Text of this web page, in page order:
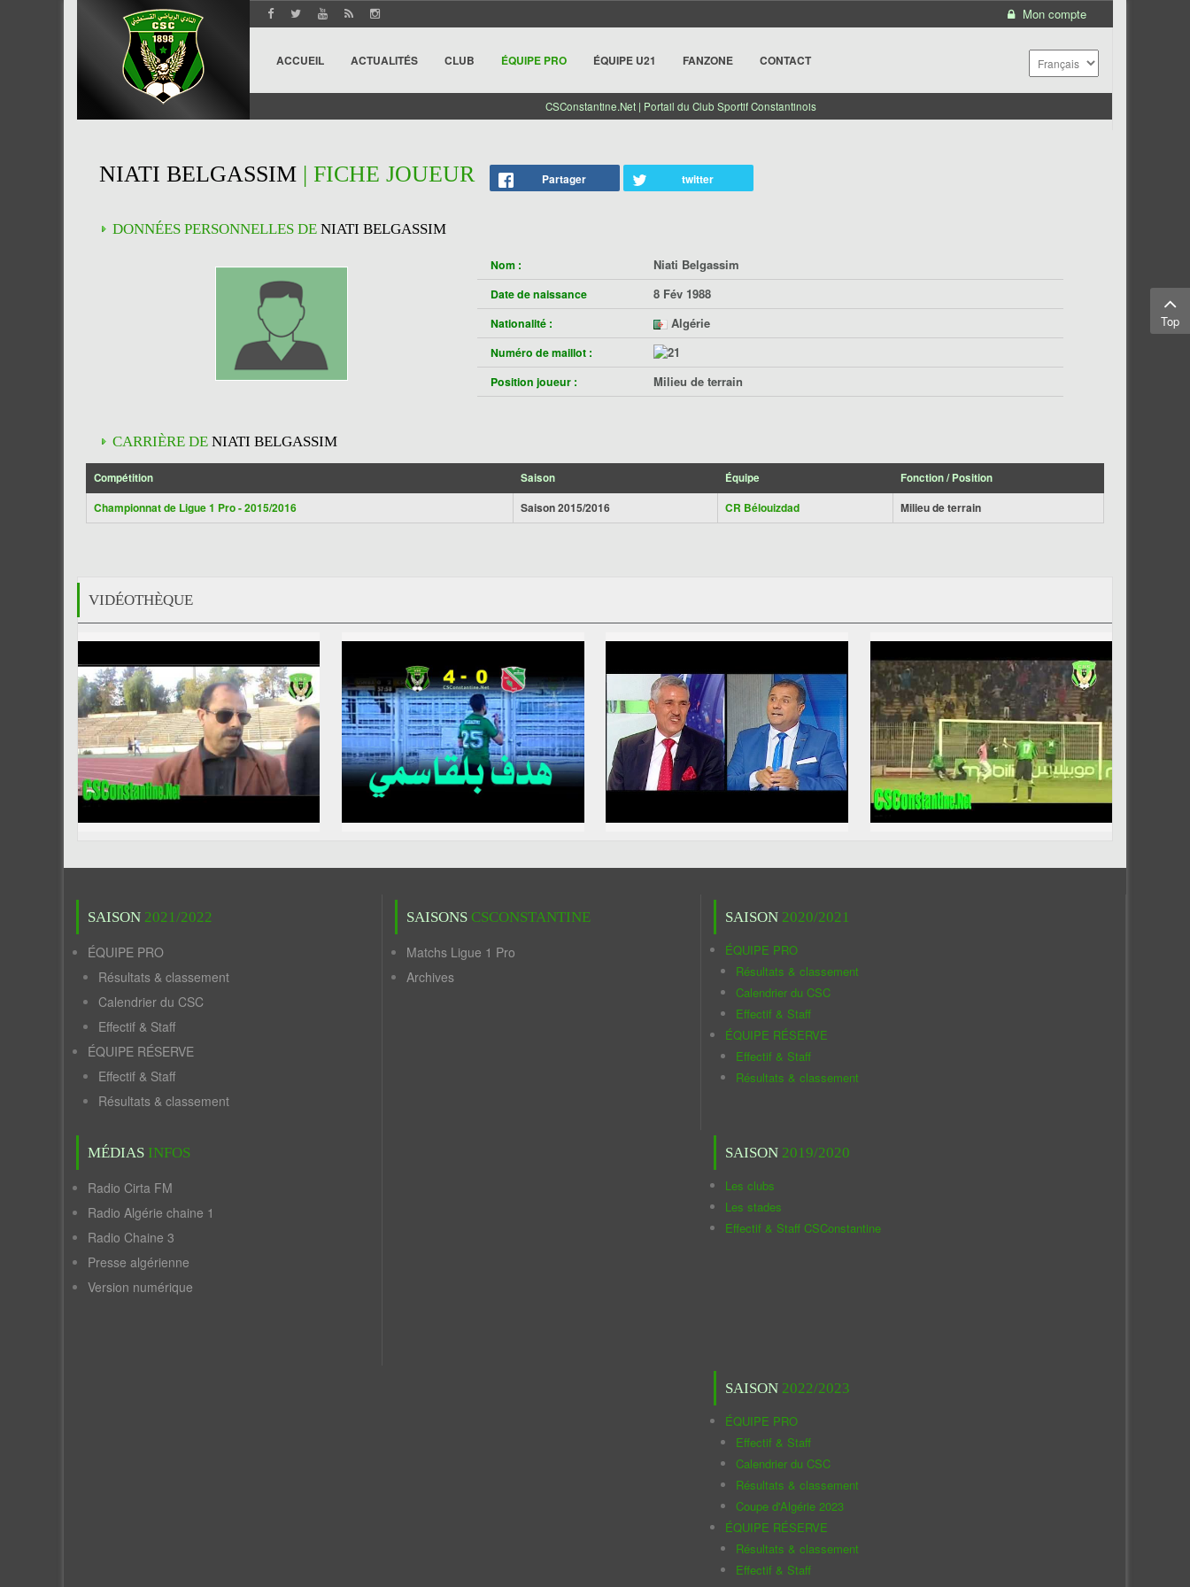
Mon compte
ACCUEIL ACTUALITÉS CLUB ÉQUIPE PRO ÉQUIPE U21 FANZONE CONTACT
CSConstantine.Net | Portail du Club Sportif Constantinois
NIATI BELGASSIM | FICHE JOUEUR Partager twitter
DONNÉES PERSONNELLES DE NIATI BELGASSIM
Nom : Niati Belgassim
Date de naissance 8 Fév 1988
Nationalité : Algérie
Numéro de maillot :
Position joueur :
Milieu de terrain
CARRIÈRE DE NIATI BELGASSIM
Compétition Saison Équipe Fonction / Position
Championnat de Ligue 1 Pro - 2015/2016 Saison 2015/2016 CR Bélouizdad Milieu de terrain
VIDÉOTHÈQUE
SAISON 2021/2022
ÉQUIPE PRO
Résultats & classement
Calendrier du CSC
Effectif & Staff
ÉQUIPE RÉSERVE
Effectif & Staff
Résultats & classement
MÉDIAS INFOS
Radio Cirta FM
Radio Algérie chaine 1
Radio Chaine 3
Presse algérienne
Version numérique
SAISONS CSCONSTANTINE
Matchs Ligue 1 Pro
Archives
SAISON 2020/2021
ÉQUIPE PRO
Résultats & classement
Calendrier du CSC
Effectif & Staff
ÉQUIPE RÉSERVE
Effectif & Staff
Résultats & classement
SAISON 2019/2020
Les clubs
Les stades
Effectif & Staff CSConstantine
SAISON 2022/2023
ÉQUIPE PRO
Effectif & Staff
Calendrier du CSC
Résultats & classement
Coupe d'Algérie 2023
ÉQUIPE RÉSERVE
Résultats & classement
Effectif & Staff
Top